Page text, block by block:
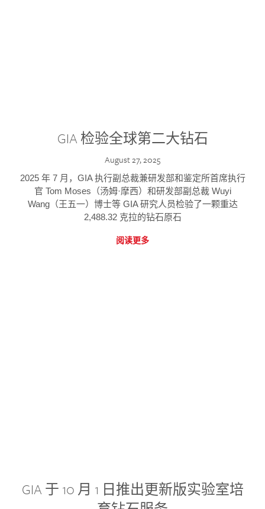
GIA 检验全球第二大钻石
August 27, 2025
2025 年 7 月，GIA 执行副总裁兼研发部和鉴定所首席执行
官 Tom Moses（汤姆·摩西）和研发部副总裁 Wuyi
Wang（王五一）博士等 GIA 研究人员检验了一颗重达
2,488.32 克拉的钻石原石
阅读更多
GIA 于 10 月 1 日推出更新版实验室培